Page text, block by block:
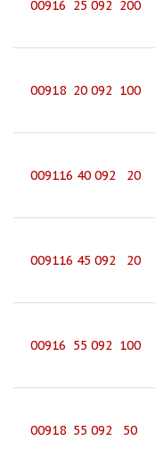
00916 25 092 200
00918 20 092 100
009116 40 092 20
009116 45 092 20
00916 55 092 100
00918 55 092 50